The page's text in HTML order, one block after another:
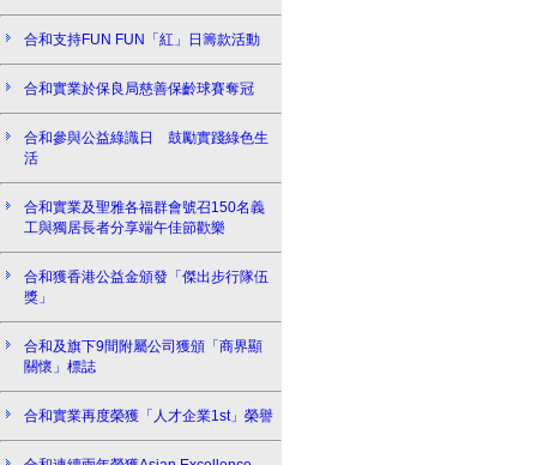
合和支持FUN FUN「紅」日籌款活動
合和實業於保良局慈善保齡球賽奪冠
合和參與公益綠識日 鼓勵實踐綠色生
活
合和實業及聖雅各福群會號召150名義
工與獨居長者分享端午佳節歡樂
合和獲香港公益金頒發「傑出步行隊伍
獎」
合和及旗下9間附屬公司獲頒「商界顯
關懷」標誌
合和實業再度榮獲「人才企業1st」榮譽